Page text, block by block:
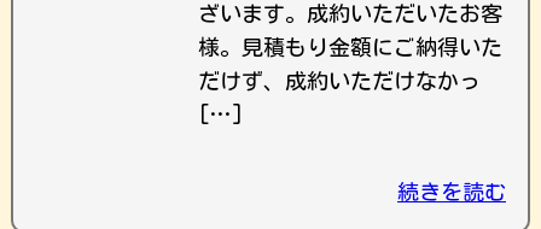
ざいます。成約いただいたお客
様。見積もり金額にご納得いた
だけず、成約いただけなかっ
[…]
続きを読む